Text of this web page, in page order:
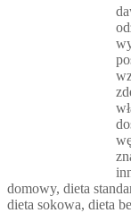
domowy, dieta
dieta sokowa, dieta